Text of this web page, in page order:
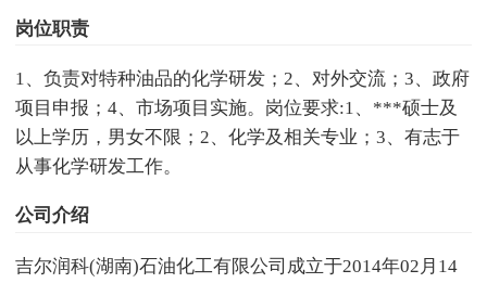
岗位职责
1、负责对特种油品的化学研发；2、对外交流；3、政府
项目申报；4、市场项目实施。岗位要求:1、***硕士及
以上学历，男女不限；2、化学及相关专业；3、有志于
从事化学研发工作。
公司介绍
吉尔润科(湖南)石油化工有限公司成立于2014年02月14